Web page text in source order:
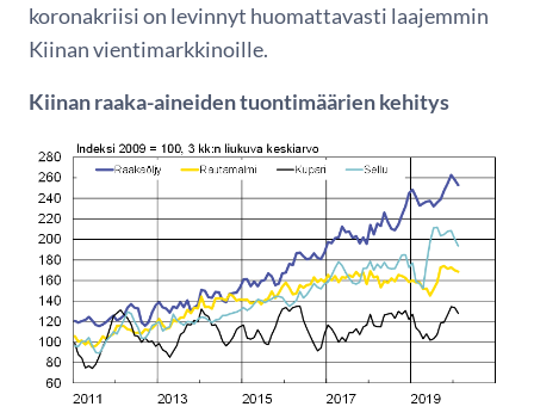
koronakriisi on levinnyt huomattavasti laajemmin
Kiinan vientimarkkinoille.
Kiinan raaka-aineiden tuontimäärien kehitys